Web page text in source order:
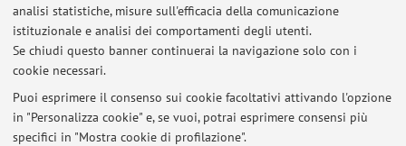
analisi statistiche, misure sull'efficacia della comunicazione
istituzionale e analisi dei comportamenti degli utenti.
Se chiudi questo banner continuerai la navigazione solo con i
cookie necessari.
Puoi esprimere il consenso sui cookie facoltativi attivando l'opzione
in "Personalizza cookie" e, se vuoi, potrai esprimere consensi più
specifici in "Mostra cookie di profilazione".
TBA
Ultimi avvisi